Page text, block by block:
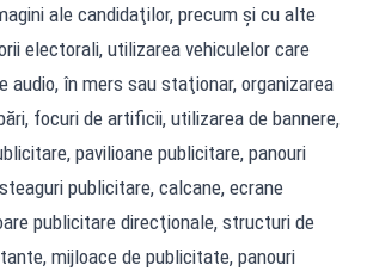
ale candidaţilor, precum şi cu alte
electorali, utilizarea vehiculelor care
audio, în mers sau staţionar, organizarea
focuri de artificii, utilizarea de bannere,
pavilioane publicitare, panouri
publicitare, calcane, ecrane
publicitare direcţionale, structuri de
mijloace de publicitate, panouri